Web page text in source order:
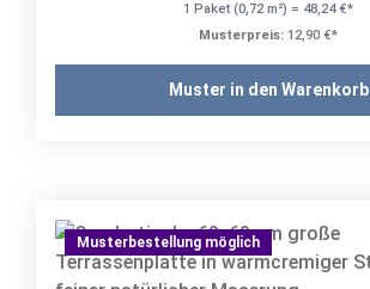
1 Paket (0,72 m²) = 48,24 €*
Musterpreis: 12,90 €*
Muster in den Warenkorb
Musterbestellung möglich